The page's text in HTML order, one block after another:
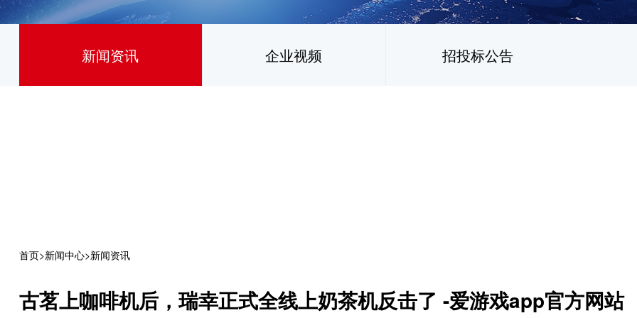
新闻资讯 企业视频 招投标公告
首页>新闻中心>新闻资讯
古茗上咖啡机后，瑞幸正式全线上奶茶机反击了 -爱游戏app官方网站